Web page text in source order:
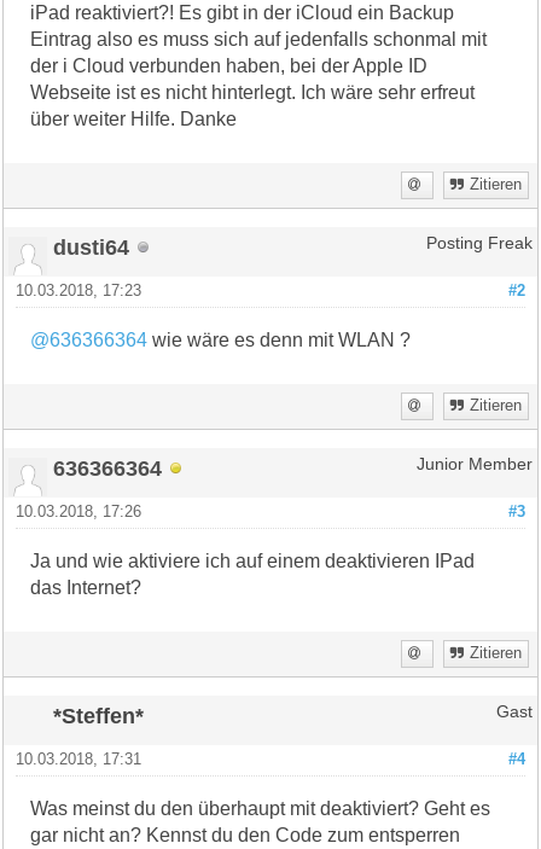
iPad reaktiviert?! Es gibt in der iCloud ein Backup
Eintrag also es muss sich auf jedenfalls schonmal mit
der i Cloud verbunden haben, bei der Apple ID
Webseite ist es nicht hinterlegt. Ich wäre sehr erfreut
über weiter Hilfe. Danke
Zitieren
dusti64 Posting Freak
#2
10.03.2018, 17:23
@636366364 wie wäre es denn mit WLAN ?
Zitieren
636366364 Junior Member
#3
10.03.2018, 17:26
Ja und wie aktiviere ich auf einem deaktivieren IPad
das Internet?
Zitieren
*Steffen* Gast
#4
10.03.2018, 17:31
Was meinst du den überhaupt mit deaktiviert? Geht es
gar nicht an? Kennst du den Code zum entsperren